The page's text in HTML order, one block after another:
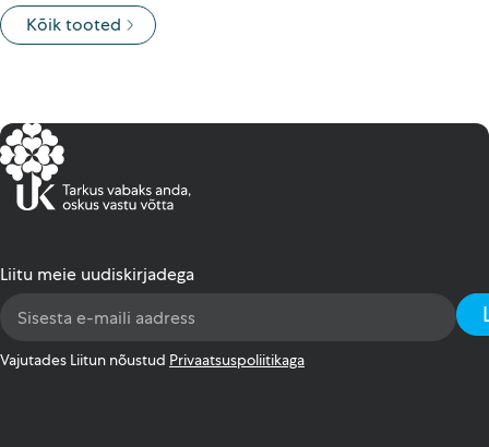
Kõik tooted
Liitu meie uudiskirjadega
Address
Vajutades Liitun nõustud Privaatsuspoliitikaga